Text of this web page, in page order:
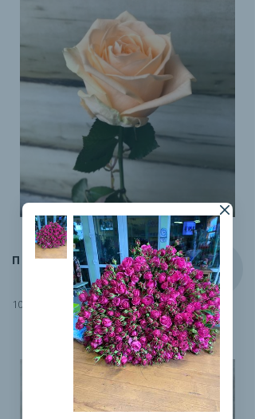
ПИЧ-АВАЛАНЖ
100 руб.